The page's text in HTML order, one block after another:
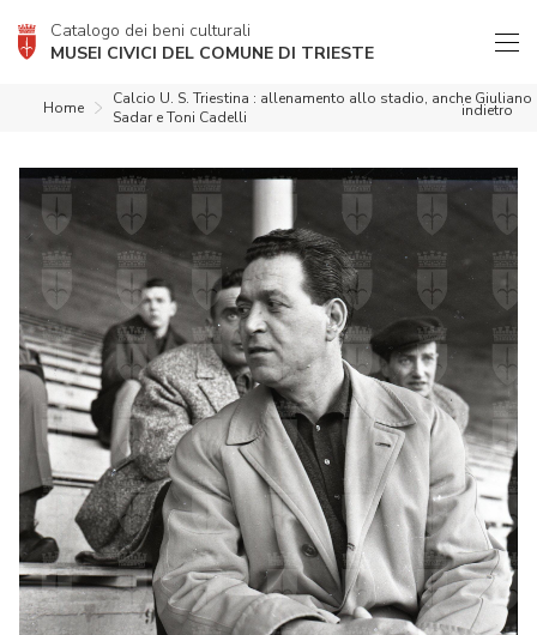
Catalogo dei beni culturali
MUSEI CIVICI DEL COMUNE DI TRIESTE
indietro
Home
Calcio U. S. Triestina : allenamento allo stadio, anche Giuliano
Sadar e Toni Cadelli